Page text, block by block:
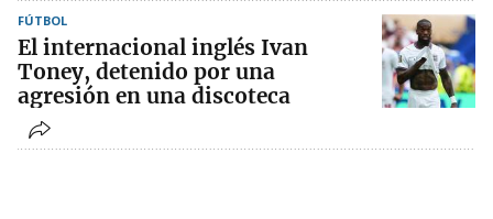
FÚTBOL
El internacional inglés Ivan
Toney, detenido por una
agresión en una discoteca